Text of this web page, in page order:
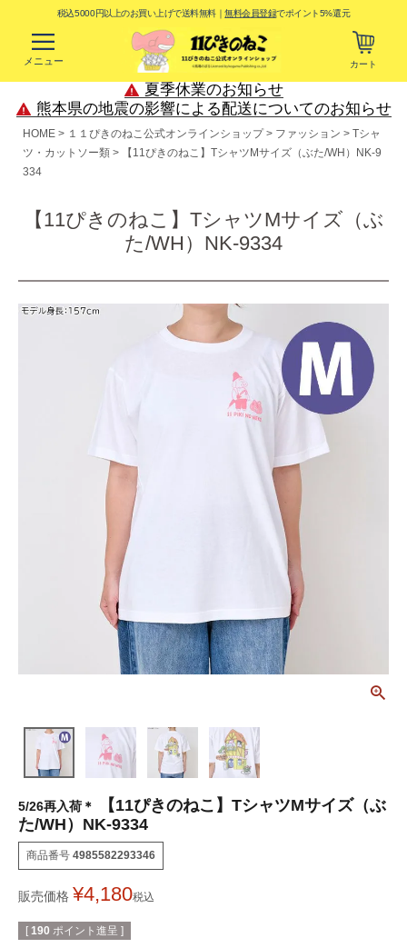
税込5000円以上のお買い上げで送料無料｜無料会員登録でポイント5%還元
メニュー カート
夏季休業のお知らせ
熊本県の地震の影響による配送についてのお知らせ
HOME １１ぴきのねこ公式オンラインショップ ファッション
Tシャ
ツ・カットソー類
【11ぴきのねこ】TシャツMサイズ（ぶた/WH）NK-9
334
【11ぴきのねこ】TシャツMサイズ（ぶ
た/WH）NK-9334
5/26再入荷＊
【11ぴきのねこ】TシャツMサイズ（ぶ
た/WH）NK-9334
商品番号 4985582293346
販売価格 ¥4,180税込
[ 190 ポイント進呈 ]